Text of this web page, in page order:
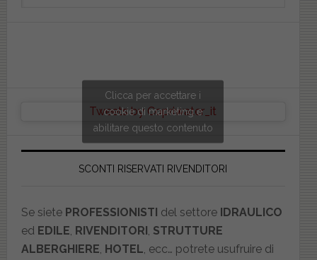
Tweets by Copriwater_it
Clicca per accettare i
cookie di marketing e
abilitare questo contenuto
SCONTI RISERVATI RIVENDITORI
Se siete PROFESSIONISTI del settore IDRAULICO
ed EDILE, RIVENDITORI , STRUTTURE
ALBERGHIERE, HOTEL, ecc… potrete usufruire di